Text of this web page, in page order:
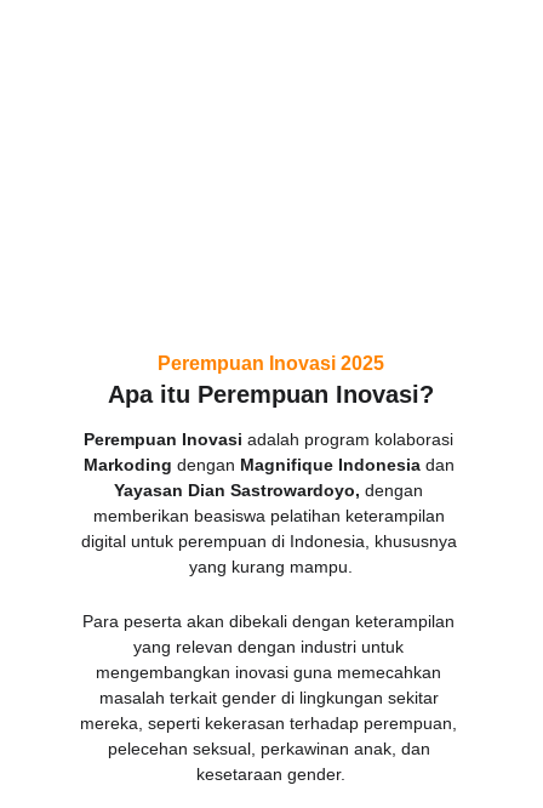
Apa itu Perempuan Inovasi?
Perempuan Inovasi adalah program kolaborasi
Markoding dengan Magnifique Indonesia dan
Yayasan Dian Sastrowardoyo, dengan
memberikan beasiswa pelatihan keterampilan
digital untuk perempuan di Indonesia, khususnya
yang kurang mampu.
Para peserta akan dibekali dengan keterampilan
yang relevan dengan industri untuk
mengembangkan inovasi guna memecahkan
masalah terkait gender di lingkungan sekitar
mereka, seperti kekerasan terhadap perempuan,
pelecehan seksual, perkawinan anak, dan
kesetaraan gender.
Perempuan Inovasi 2025